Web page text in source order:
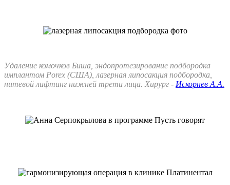
Удаление комочков Биша, эндопротезирование подбородка
имплантом Porex (США), лазерная липосакция подбородка,
нитевой лифтинг нижней трети лица. Хирург - Искорнев А.А.